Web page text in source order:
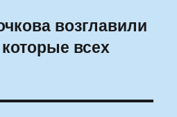
возглавили
всех